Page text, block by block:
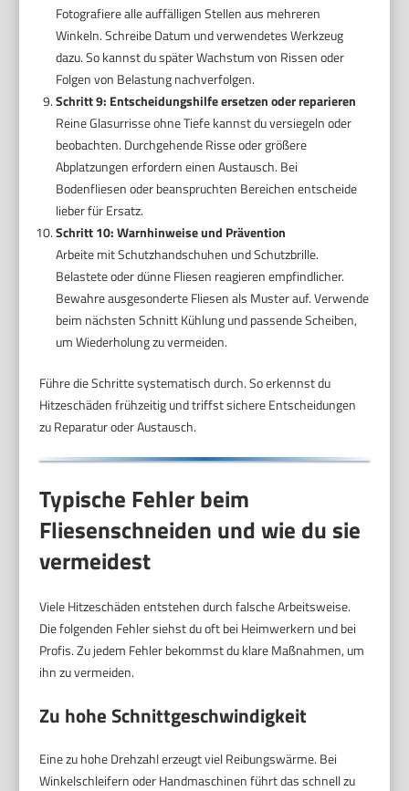
Fotografiere alle auffälligen Stellen aus mehreren
Winkeln. Schreibe Datum und verwendetes Werkzeug
dazu. So kannst du später Wachstum von Rissen oder
Folgen von Belastung nachverfolgen.
Schritt 9: Entscheidungshilfe ersetzen oder reparieren
Reine Glasurrisse ohne Tiefe kannst du versiegeln oder
beobachten. Durchgehende Risse oder größere
Abplatzungen erfordern einen Austausch. Bei
Bodenfliesen oder beanspruchten Bereichen entscheide
lieber für Ersatz.
Schritt 10: Warnhinweise und Prävention
Arbeite mit Schutzhandschuhen und Schutzbrille.
Belastete oder dünne Fliesen reagieren empfindlicher.
Bewahre ausgesonderte Fliesen als Muster auf. Verwende
beim nächsten Schnitt Kühlung und passende Scheiben,
um Wiederholung zu vermeiden.
Führe die Schritte systematisch durch. So erkennst du
Hitzeschäden frühzeitig und triffst sichere Entscheidungen
zu Reparatur oder Austausch.
Typische Fehler beim
Fliesenschneiden und wie du sie
vermeidest
Viele Hitzeschäden entstehen durch falsche Arbeitsweise.
Die folgenden Fehler siehst du oft bei Heimwerkern und bei
Profis. Zu jedem Fehler bekommst du klare Maßnahmen, um
ihn zu vermeiden.
Zu hohe Schnittgeschwindigkeit
Eine zu hohe Drehzahl erzeugt viel Reibungswärme. Bei
Winkelschleifern oder Handmaschinen führt das schnell zu